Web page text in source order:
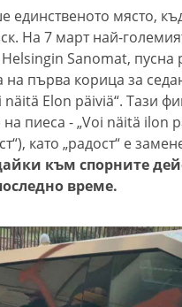
единственото място,
На 7 март най-
Sanomat, пусна
на първа корица за
näitä Elon päiviä“. Тази
пиеса - „Voi näitä ilon
като „радост“ е
към спорните
време.